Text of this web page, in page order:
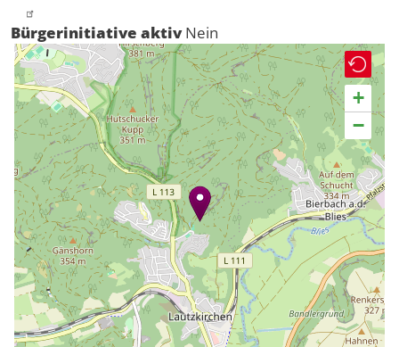
Bürgerinitiative aktiv Nein
+
−